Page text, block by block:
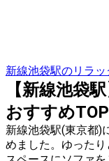
新線池袋駅のリラ
【新線池袋
おすすめ
新線池袋駅(東京都)
めました。ゆった